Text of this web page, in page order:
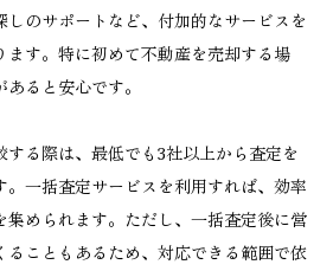
のサポートなど、付加的なサービスを
ます。特に初めて不動産を売却する場
ると安心です。
る際は、最低でも3社以上から査定を
一括査定サービスを利用すれば、効率
集められます。ただし、一括査定後に営
ることもあるため、対応できる範囲で依